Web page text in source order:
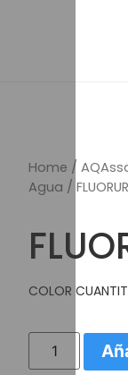
Home /
Agua /
COLOR